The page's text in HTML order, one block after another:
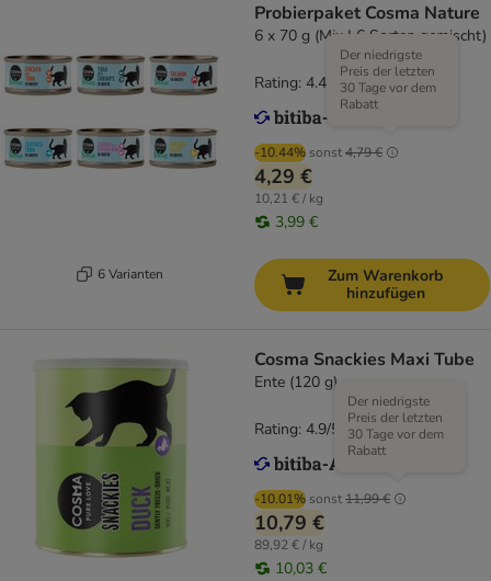
6 Varianten
Probierpaket Cosma Nature
6 x 70 g (Mix I 6 Sorten gemischt)
-10.44% sonst4,79 €
Der niedrigste
Preis der letzten
30 Tage vor dem
Rabatt
4,29 €
10,21 € / kg
3,99 €
Rating: 4.4/5 (29
Zum Warenkorb
hinzufügen
Cosma Snackies Maxi Tube
Ente (120 g)
-10.01% sonst11,99 €
Der niedrigste
Preis der letzten
30 Tage vor dem
Rabatt
10,79 €
89,92 € / kg
10,03 €
Rating: 4.9/5 (556